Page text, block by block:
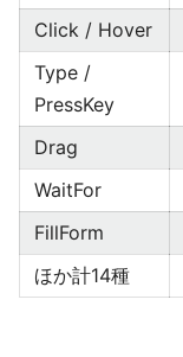
Click / Hover
Type /
PressKey
Drag
WaitFor
FillForm
ほか計14種